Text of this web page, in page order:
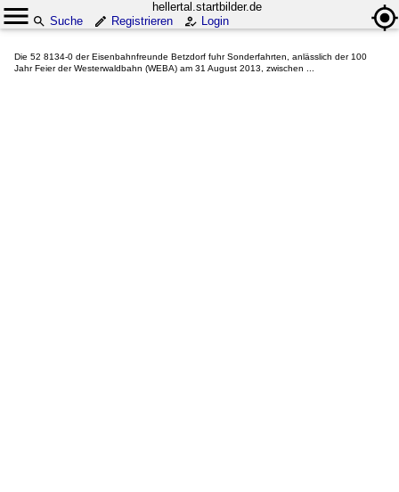
hellertal.startbilder.de
Suche
Registrieren Login
Die 52 8134-0 der Eisenbahnfreunde Betzdorf fuhr Sonderfahrten, anlässlich der 100
Jahr Feier der Westerwaldbahn (WEBA) am 31 August 2013, zwischen ...